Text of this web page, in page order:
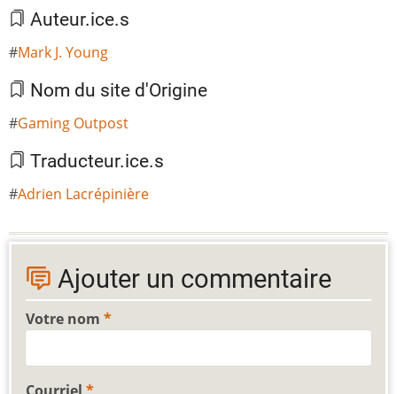
Auteur.ice.s
Mark J. Young
Nom du site d'Origine
Gaming Outpost
Traducteur.ice.s
Adrien Lacrépinière
Ajouter un commentaire
Votre nom